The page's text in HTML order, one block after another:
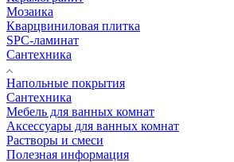
Мозаика
Кварцвиниловая плитка
SPC-ламинат
Сантехника
Напольные покрытия
Сантехника
Мебель для ванных комнат
Аксессуары для ванных комнат
Растворы и смеси
Полезная информация